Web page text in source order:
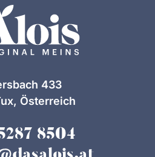
433
Österreich
8504